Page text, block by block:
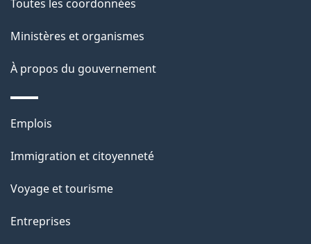
c
u
m
e
n
t
«
L
a
g
e
Toutes les coordonnées
Ministères et organismes
À propos du gouvernement
Thèmes
sujets
Emplois
Immigration et citoyenneté
Voyage et tourisme
Entreprises